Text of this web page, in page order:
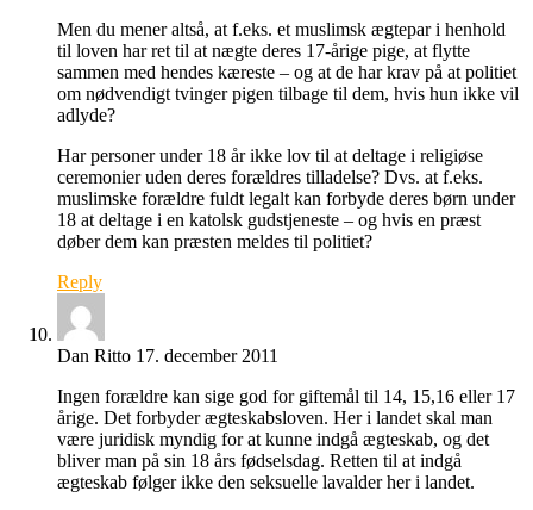
Men du mener altså, at f.eks. et muslimsk ægtepar i henhold
til loven har ret til at nægte deres 17-årige pige, at flytte
sammen med hendes kæreste – og at de har krav på at politiet
om nødvendigt tvinger pigen tilbage til dem, hvis hun ikke vil
adlyde?
Har personer under 18 år ikke lov til at deltage i religiøse
ceremonier uden deres forældres tilladelse? Dvs. at f.eks.
muslimske forældre fuldt legalt kan forbyde deres børn under
18 at deltage i en katolsk gudstjeneste – og hvis en præst
døber dem kan præsten meldes til politiet?
Reply
Dan Ritto 17. december 2011
Ingen forældre kan sige god for giftemål til 14, 15,16 eller 17
årige. Det forbyder ægteskabsloven. Her i landet skal man
være juridisk myndig for at kunne indgå ægteskab, og det
bliver man på sin 18 års fødselsdag. Retten til at indgå
ægteskab følger ikke den seksuelle lavalder her i landet.